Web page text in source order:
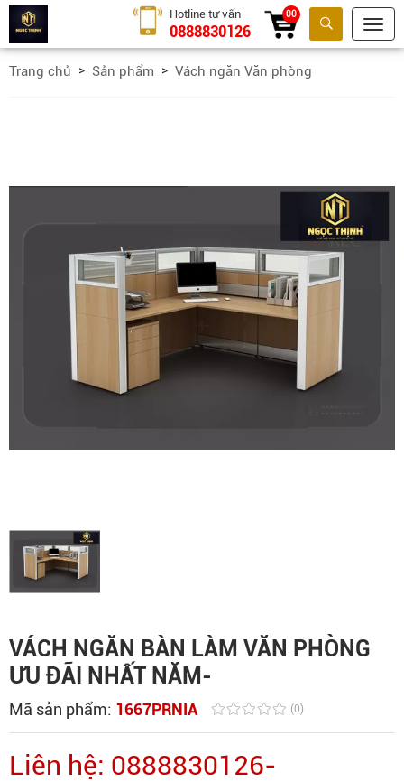
Tìm kiếm
Hotline tư vấn
0888830126
00
Trang chủ Sản phẩm Vách ngăn Văn phòng
VÁCH NGĂN BÀN LÀM VĂN PHÒNG
ƯU ĐÃI NHẤT NĂM-
Mã sản phẩm: 1667PRNIA (0)
Liên hệ: 0888830126-